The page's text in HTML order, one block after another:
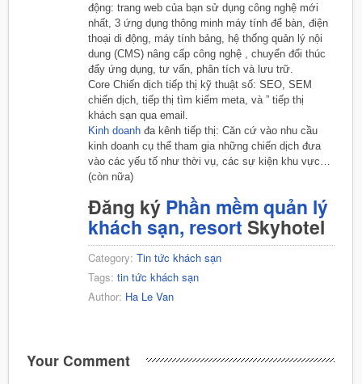
động: trang web của bạn sử dụng công nghệ mới
nhất, 3 ứng dụng thông minh máy tính để bàn, điện
thoại di động, máy tính bảng, hệ thống quản lý nội
dung (CMS) nâng cấp công nghệ , chuyển đổi thúc
đẩy ứng dụng, tư vấn, phân tích và lưu trữ.
Core Chiến dịch tiếp thị kỹ thuật số: ​​SEO, SEM
chiến dịch, tiếp thị tìm kiếm meta, và ” tiếp thị
khách sạn qua email.
Kinh doanh đa kênh tiếp thị: Căn cứ vào nhu cầu
kinh doanh cụ thể tham gia những chiến dịch đưa
vào các yếu tố như thời vụ, các sự kiện khu vực…
(còn nữa)
Đăng ký Phần mềm quản lý
khách sạn, resort Skyhotel
Category: Tin tức khách sạn
Tags: tin tức khách sạn
Author: Ha Le Van
Your Comment